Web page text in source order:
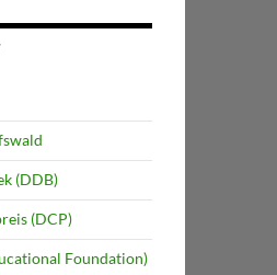
(DDB)
(DCP)
Foundation)